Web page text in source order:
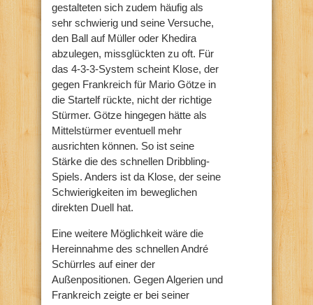
gestalteten sich zudem häufig als
sehr schwierig und seine Versuche,
den Ball auf Müller oder Khedira
abzulegen, missglückten zu oft. Für
das 4-3-3-System scheint Klose, der
gegen Frankreich für Mario Götze in
die Startelf rückte, nicht der richtige
Stürmer. Götze hingegen hätte als
Mittelstürmer eventuell mehr
ausrichten können. So ist seine
Stärke die des schnellen Dribbling-
Spiels. Anders ist da Klose, der seine
Schwierigkeiten im beweglichen
direkten Duell hat.
Eine weitere Möglichkeit wäre die
Hereinnahme des schnellen André
Schürrles auf einer der
Außenpositionen. Gegen Algerien und
Frankreich zeigte er bei seiner